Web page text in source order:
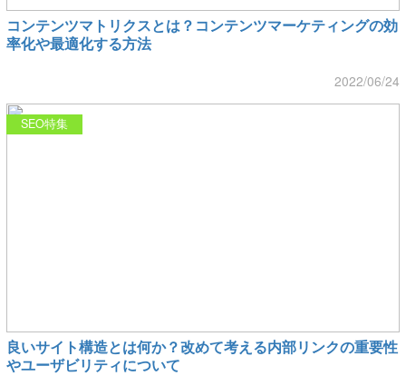
コンテンツマトリクスとは？コンテンツマーケティングの効
率化や最適化する方法
2022/06/24
SEO特集
良いサイト構造とは何か？改めて考える内部リンクの重要性
やユーザビリティについて